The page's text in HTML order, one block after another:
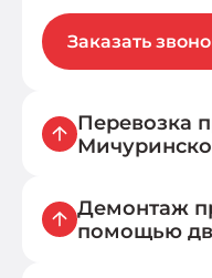
Заказать
Перевозка
Автокраны
подъем груза
Демонтаж
помощью